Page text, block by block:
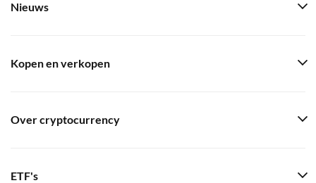
Nieuws
Kopen en verkopen
Over cryptocurrency
ETF's